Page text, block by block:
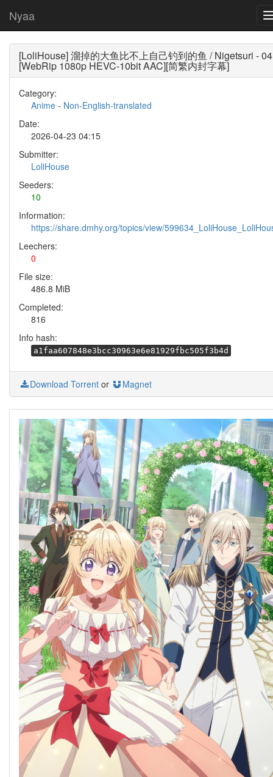
Nyaa
[LoliHouse] 溜掉的大鱼比不上自己钓到的鱼 / Nigetsuri - 04
[WebRip 1080p HEVC-10bit AAC][简繁内封字幕]
Category:
Anime - Non-English-translated
Date:
2026-04-23 04:15
Submitter:
LoliHouse
Seeders:
10
Information:
https://share.dmhy.org/topics/view/
Leechers:
0
File size:
486.8 MiB
Completed:
816
Info hash:
a1faa607848e3bcc30963e6e81929fbc505f3b4d
Download Torrent or Magnet